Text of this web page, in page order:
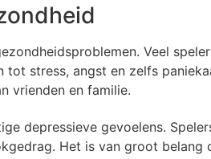
Veel
stress, angst en zelfs
vrienden en familie.
depressieve gevoelens.
Het is van groot